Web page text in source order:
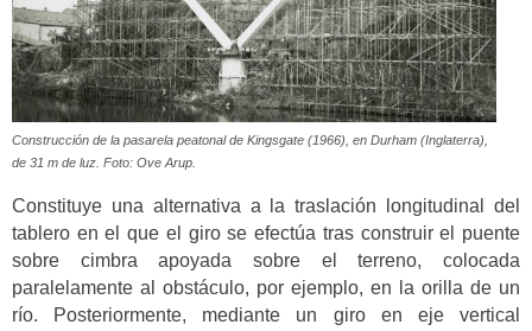
Construcción de la pasarela peatonal de Kingsgate (1966), en Durham (Inglaterra),
de 31 m de luz. Foto: Ove Arup.
Constituye una alternativa a la traslación longitudinal del
tablero en el que el giro se efectúa tras construir el puente
sobre cimbra apoyada sobre el terreno, colocada
paralelamente al obstáculo, por ejemplo, en la orilla de un
río. Posteriormente, mediante un giro en eje vertical